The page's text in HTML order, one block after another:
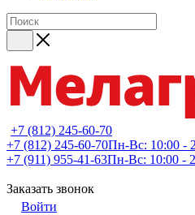
+7 (812) 245-60-70
+7 (812) 245-60-70Пн-Вс: 10:00 -
+7 (911) 955-41-63Пн-Вс: 10:00 -
Заказать звонок
Войти